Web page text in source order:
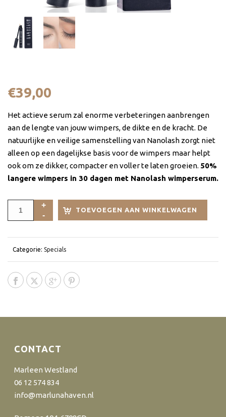
€39,00
Het actieve serum zal enorme verbeteringen aanbrengen
aan de lengte van jouw wimpers, de dikte en de kracht. De
natuurlijke en veilige samenstelling van Nanolash zorgt niet
alleen op een dagelijkse basis voor de wimpers maar helpt
ook om ze dikker, compacter en voller te laten groeien. 50%
langere wimpers in 30 dagen met Nanolash wimperserum.
TOEVOEGEN AAN WINKELWAGEN
Categorie: Specials
CONTACT
Marleen Westland
06 12 574 834
info@marlunahaven.nl